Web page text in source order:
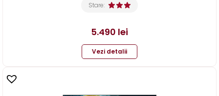
Stare:
5.490 lei
Vezi detalii